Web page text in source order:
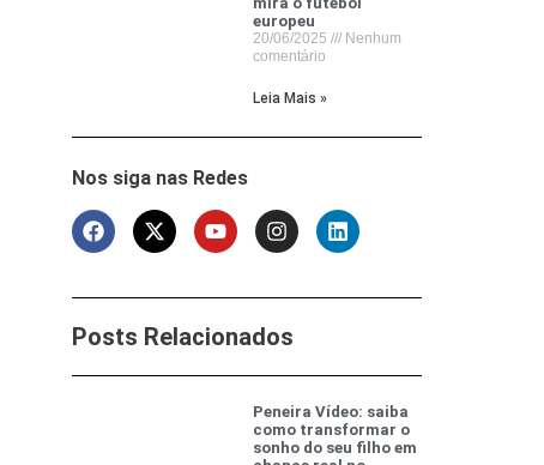
europeu
20/06/2025
Nenhum
comentário
Leia Mais »
Nos siga nas Redes
Posts Relacionados
Peneira Vídeo: saiba
como transformar o
sonho do seu filho em